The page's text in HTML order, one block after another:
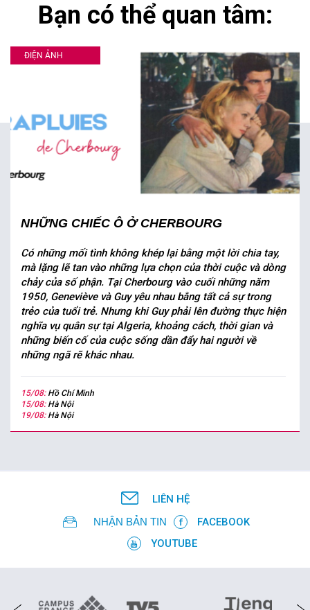
Bạn có thể quan tâm:
ĐIỆN ẢNH
NHỮNG CHIẾC Ô Ở CHERBOURG
Có những mối tình không khép lại bằng một lời chia tay,
mà lặng lẽ tan vào những lựa chọn của thời cuộc và dòng
chảy của số phận. Tại Cherbourg vào cuối những năm
1950, Geneviève và Guy yêu nhau bằng tất cả sự trong
trẻo của tuổi trẻ. Nhưng khi Guy phải lên đường thực hiện
nghĩa vụ quân sự tại Algeria, khoảng cách, thời gian và
những biến cố của cuộc sống dần đẩy hai người về
những ngã rẽ khác nhau.
15/08: Hồ Chí Minh
15/08: Hà Nội
19/08: Hà Nội
LIÊN HỆ
NHẬN BẢN TIN
FACEBOOK
YOUTUBE